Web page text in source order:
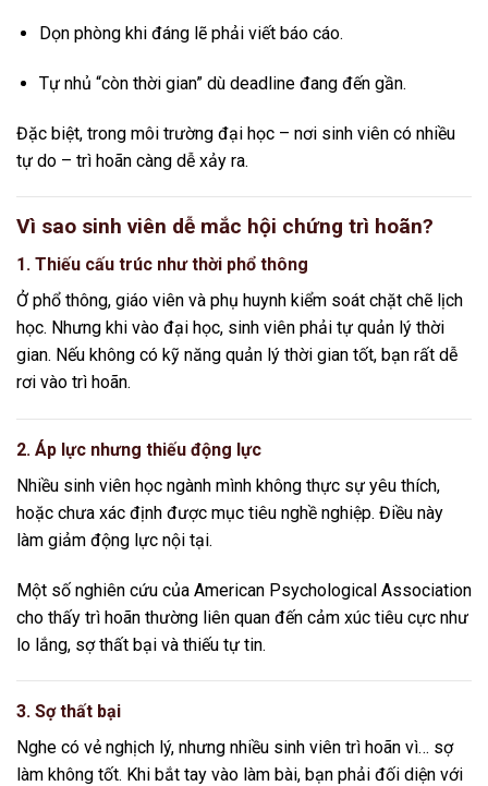
Dọn phòng khi đáng lẽ phải viết báo cáo.
Tự nhủ “còn thời gian” dù deadline đang đến gần.
Đặc biệt, trong môi trường đại học – nơi sinh viên có nhiều
tự do – trì hoãn càng dễ xảy ra.
Vì sao sinh viên dễ mắc hội chứng trì hoãn?
1. Thiếu cấu trúc như thời phổ thông
Ở phổ thông, giáo viên và phụ huynh kiểm soát chặt chẽ lịch
học. Nhưng khi vào đại học, sinh viên phải tự quản lý thời
gian. Nếu không có kỹ năng quản lý thời gian tốt, bạn rất dễ
rơi vào trì hoãn.
2. Áp lực nhưng thiếu động lực
Nhiều sinh viên học ngành mình không thực sự yêu thích,
hoặc chưa xác định được mục tiêu nghề nghiệp. Điều này
làm giảm động lực nội tại.
Một số nghiên cứu của American Psychological Association
cho thấy trì hoãn thường liên quan đến cảm xúc tiêu cực như
lo lắng, sợ thất bại và thiếu tự tin.
3. Sợ thất bại
Nghe có vẻ nghịch lý, nhưng nhiều sinh viên trì hoãn vì… sợ
làm không tốt. Khi bắt tay vào làm bài, bạn phải đối diện với